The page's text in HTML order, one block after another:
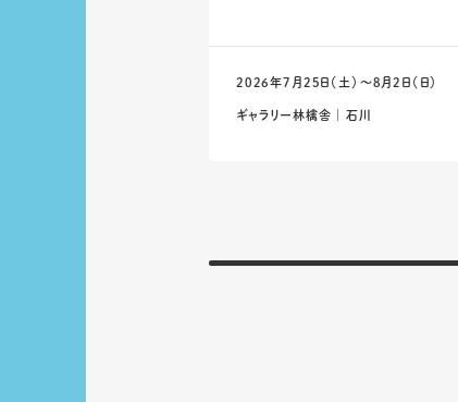
2026年7月25日（土）〜8月2日（日）
ギャラリー林檎舎 ｜ 石川